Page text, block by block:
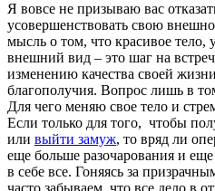
Я вовсе не призываю вас
усовершенствовать свою
мысль о том, что красивое
внешний вид – это шаг на
изменению качества своей
благополучия. Вопрос лишь в
Для чего меняю свое тело и
Если только для того, чтобы
или выйти замуж, то вряд ли
еще больше разочарования и
в себе все. Гоняясь за